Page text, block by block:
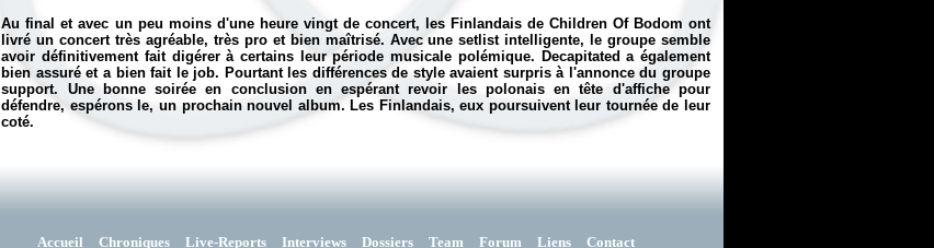
Au final et avec un peu moins d'une heure vingt de concert, les Finlandais de Children Of Bodom ont
livré un concert très agréable, très pro et bien maîtrisé. Avec une setlist intelligente, le groupe semble
avoir définitivement fait digérer à certains leur période musicale polémique. Decapitated a également
bien assuré et a bien fait le job. Pourtant les différences de style avaient surpris à l'annonce du groupe
support. Une bonne soirée en conclusion en espérant revoir les polonais en tête d'affiche pour
défendre, espérons le, un prochain nouvel album. Les Finlandais, eux poursuivent leur tournée de leur
coté.
Accueil Chroniques Live-Reports Interviews Dossiers Team Forum Liens Contact